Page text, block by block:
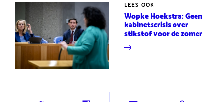
LEES OOK
Wopke Hoekstra: Geen
kabinetscrisis over
stikstof voor de zomer